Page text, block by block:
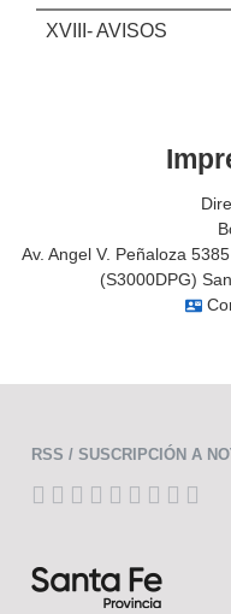
XVIII- AVISOS
Av. Angel V. Peñaloza
(S3000DPG)
contact_mail
RSS / SUSCRIPCIÓN A